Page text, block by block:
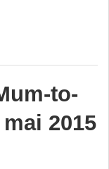
to-
2015